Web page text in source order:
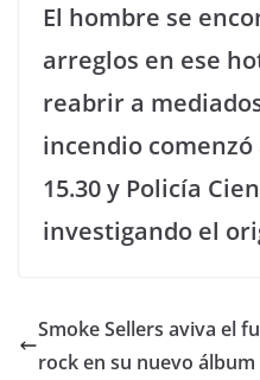
El hombre se
arreglos en ese
reabrir a
incendio
15.30 y Policía
investigando el
Smoke Sellers aviva el
rock en su nuevo álbum